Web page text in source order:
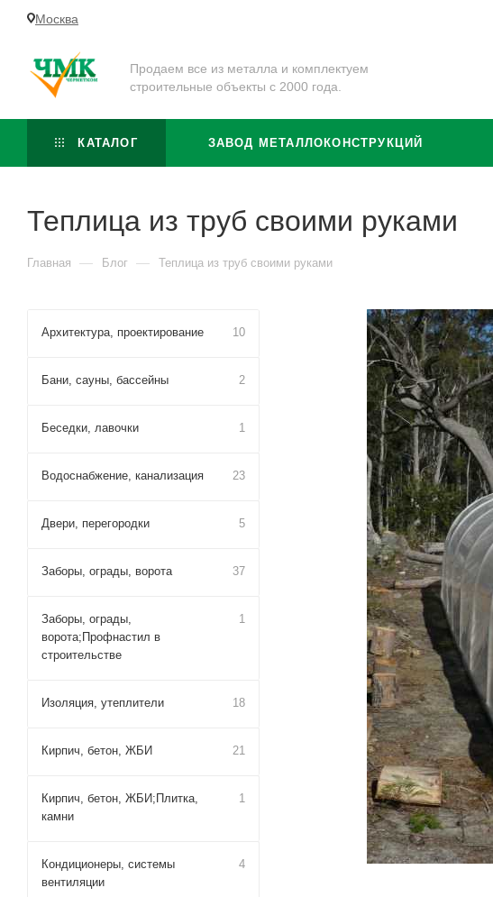
Москва
Продаем все из металла и комплектуем
строительные объекты с 2000 года.
КАТАЛОГ ЗАВОД МЕТАЛЛОКОНСТРУКЦИЙ
Теплица из труб своими руками
Главная — Блог — Теплица из труб своими руками
Архитектура, проектирование 10
Бани, сауны, бассейны 2
Беседки, лавочки 1
Водоснабжение, канализация 23
Двери, перегородки 5
Заборы, ограды, ворота 37
Заборы, ограды,
ворота;Профнастил в
строительстве
1
Изоляция, утеплители 18
Кирпич, бетон, ЖБИ 21
Кирпич, бетон, ЖБИ;Плитка,
камни
1
Кондиционеры, системы
вентиляции
4